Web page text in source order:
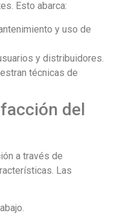
Esto abarca:
y uso de
y distribuidores.
técnicas de
del
a través de
Las